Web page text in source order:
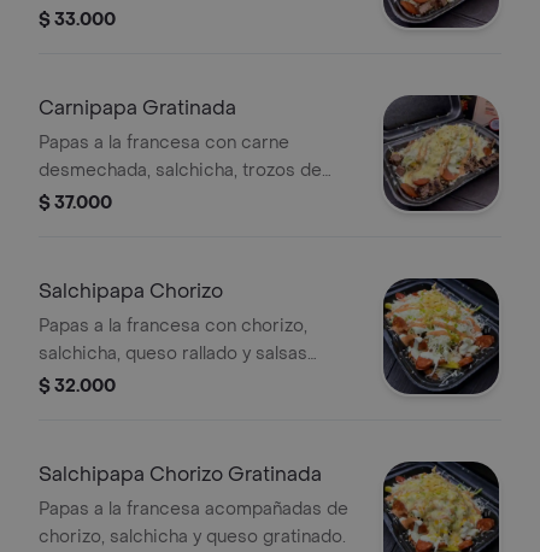
carne, repollo y salsas de la casa.
$ 33.000
Carnipapa Gratinada
Papas a la francesa con carne
desmechada, salchicha, trozos de
carne, queso gratinado y salsas.
$ 37.000
Salchipapa Chorizo
Papas a la francesa con chorizo,
salchicha, queso rallado y salsas
variadas.
$ 32.000
Salchipapa Chorizo Gratinada
Papas a la francesa acompañadas de
chorizo, salchicha y queso gratinado.